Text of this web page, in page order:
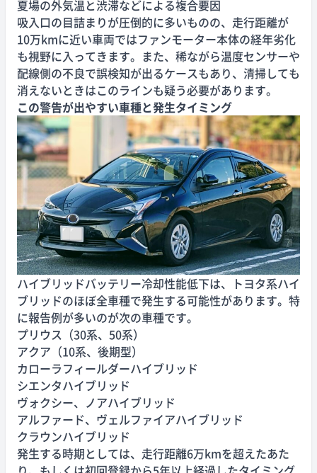
夏場の外気温と渋滞などによる複合要因
吸入口の目詰まりが圧倒的に多いものの、走行距離が
10万kmに近い車両ではファンモーター本体の経年劣化
も視野に入ってきます。また、稀ながら温度センサーや
配線側の不良で誤検知が出るケースもあり、清掃しても
消えないときはこのラインも疑う必要があります。
この警告が出やすい車種と発生タイミング
ハイブリッドバッテリー冷却性能低下は、トヨタ系ハイ
ブリッドのほぼ全車種で発生する可能性があります。特
に報告例が多いのが次の車種です。
プリウス（30系、50系）
アクア（10系、後期型）
カローラフィールダーハイブリッド
シエンタハイブリッド
ヴォクシー、ノアハイブリッド
アルファード、ヴェルファイアハイブリッド
クラウンハイブリッド
発生する時期としては、走行距離6万kmを超えたあた